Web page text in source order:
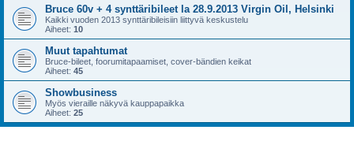
Bruce 60v + 4 synttäribileet la 28.9.2013 Virgin Oil, Helsinki
Kaikki vuoden 2013 synttäribileisiin liittyvä keskustelu
Aiheet: 10
Muut tapahtumat
Bruce-bileet, foorumitapaamiset, cover-bändien keikat
Aiheet: 45
Showbusiness
Myös vieraille näkyvä kauppapaikka
Aiheet: 25